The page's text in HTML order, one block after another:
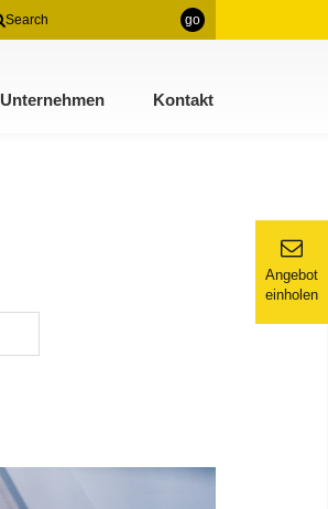
go
Unternehmen Kontakt
Angebot
einholen